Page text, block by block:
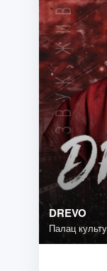
DREVO
Палац